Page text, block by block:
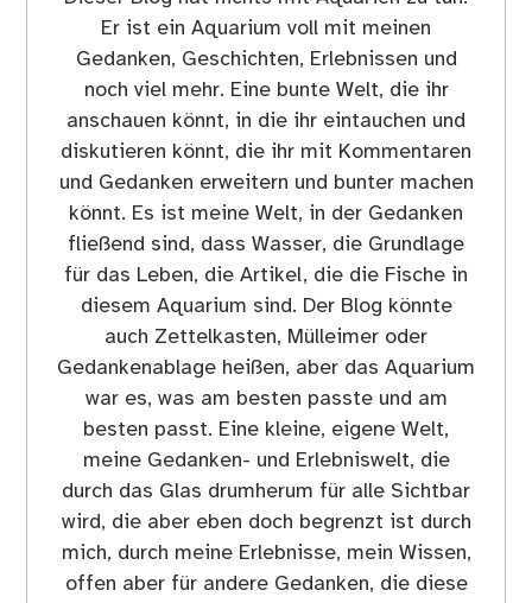
Er ist ein Aquarium voll mit meinen
Gedanken, Geschichten, Erlebnissen und
noch viel mehr. Eine bunte Welt, die ihr
anschauen könnt, in die ihr eintauchen und
diskutieren könnt, die ihr mit Kommentaren
und Gedanken erweitern und bunter machen
könnt. Es ist meine Welt, in der Gedanken
fließend sind, dass Wasser, die Grundlage
für das Leben, die Artikel, die die Fische in
diesem Aquarium sind. Der Blog könnte
auch Zettelkasten, Mülleimer oder
Gedankenablage heißen, aber das Aquarium
war es, was am besten passte und am
besten passt. Eine kleine, eigene Welt,
meine Gedanken- und Erlebniswelt, die
durch das Glas drumherum für alle Sichtbar
wird, die aber eben doch begrenzt ist durch
mich, durch meine Erlebnisse, mein Wissen,
offen aber für andere Gedanken, die diese